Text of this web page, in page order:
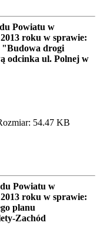
Powiatu w
roku w sprawie:
"Budowa drogi
odcinka ul. Polnej w
54.47 KB
Powiatu w
roku w sprawie:
planu
Zachód